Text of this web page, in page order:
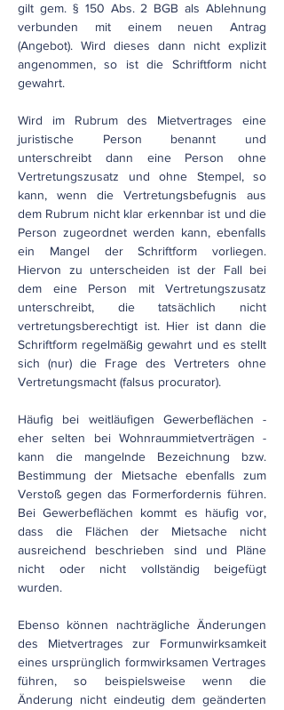
gilt gem. § 150 Abs. 2 BGB als Ablehnung
verbunden mit einem neuen Antrag
(Angebot). Wird dieses dann nicht explizit
angenommen, so ist die Schriftform nicht
gewahrt.
Wird im Rubrum des Mietvertrages eine
juristische Person benannt und
unterschreibt dann eine Person ohne
Vertretungszusatz und ohne Stempel, so
kann, wenn die Vertretungsbefugnis aus
dem Rubrum nicht klar erkennbar ist und die
Person zugeordnet werden kann, ebenfalls
ein Mangel der Schriftform vorliegen.
Hiervon zu unterscheiden ist der Fall bei
dem eine Person mit Vertretungszusatz
unterschreibt, die tatsächlich nicht
vertretungsberechtigt ist. Hier ist dann die
Schriftform regelmäßig gewahrt und es stellt
sich (nur) die Frage des Vertreters ohne
Vertretungsmacht (falsus procurator).
Häufig bei weitläufigen Gewerbeflächen -
eher selten bei Wohnraummietverträgen -
kann die mangelnde Bezeichnung bzw.
Bestimmung der Mietsache ebenfalls zum
Verstoß gegen das Formerfordernis führen.
Bei Gewerbeflächen kommt es häufig vor,
dass die Flächen der Mietsache nicht
ausreichend beschrieben sind und Pläne
nicht oder nicht vollständig beigefügt
wurden.
Ebenso können nachträgliche Änderungen
des Mietvertrages zur Formunwirksamkeit
eines ursprünglich formwirksamen Vertrages
führen, so beispielsweise wenn die
Änderung nicht eindeutig dem geänderten